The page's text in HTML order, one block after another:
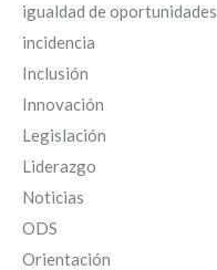
igualdad de oportunidades
incidencia
Inclusión
Innovación
Legislación
Liderazgo
Noticias
ODS
Orientación